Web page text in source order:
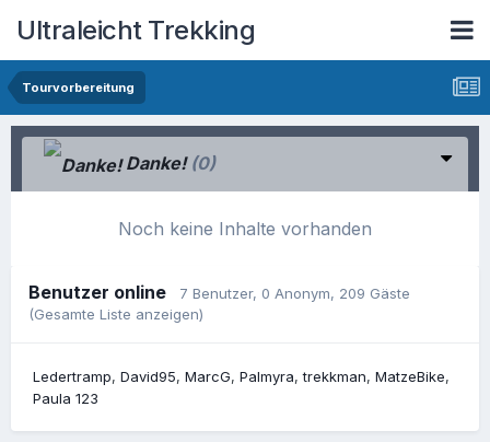
Ultraleicht Trekking
Tourvorbereitung
Danke! (0)
Noch keine Inhalte vorhanden
Benutzer online 7 Benutzer, 0 Anonym, 209 Gäste
(Gesamte Liste anzeigen)
Ledertramp David95 MarcG Palmyra trekkman MatzeBike
Paula 123